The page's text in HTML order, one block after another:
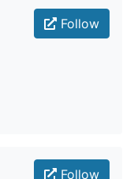
Follow
Follow